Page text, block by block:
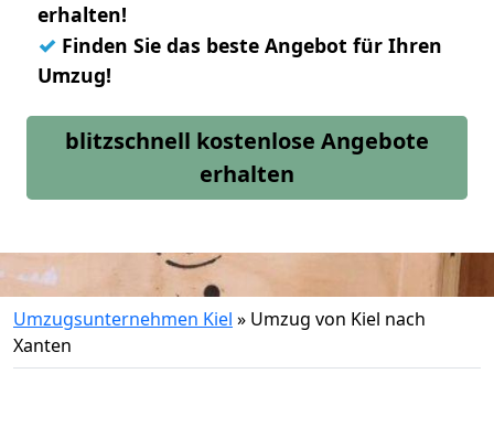
erhalten!
✓ Finden Sie das beste Angebot für Ihren
Umzug!
blitzschnell kostenlose Angebote
erhalten
Umzugsunternehmen Kiel » Umzug von Kiel nach
Xanten